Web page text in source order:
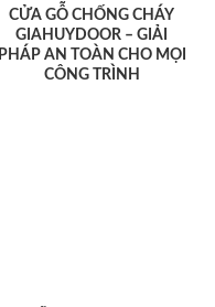
CỬA GỖ CHỐNG CHÁY
GIAHUYDOOR – GIẢI
PHÁP AN TOÀN CHO MỌI
CÔNG TRÌNH